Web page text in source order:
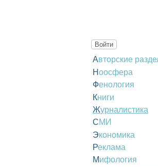
Войти
Авторские
Ноосфера
Фенология
Книги
Журналистика
СМИ
Экономика
Реклама
Мифология